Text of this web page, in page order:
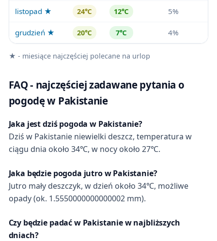
listopad ★ 24℃ 12℃ 5%
grudzień ★ 20℃ 7℃ 4%
★ - miesiące najczęściej polecane na urlop
FAQ - najczęściej zadawane pytania o
pogodę w Pakistanie
Jaka jest dziś pogoda w Pakistanie?
Dziś w Pakistanie niewielki deszcz, temperatura w
ciągu dnia około 34℃, w nocy około 27℃.
Jaka będzie pogoda jutro w Pakistanie?
Jutro mały deszczyk, w dzień około 34℃, możliwe
opady (ok. 1.5550000000000002 mm).
Czy będzie padać w Pakistanie w najbliższych
dniach?